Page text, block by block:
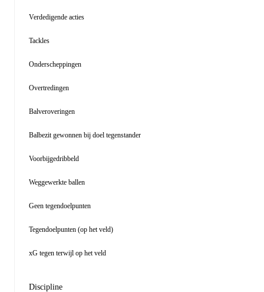
Verdedigende acties
Tackles
Onderscheppingen
Overtredingen
Balveroveringen
Balbezit gewonnen bij doel tegenstander
Voorbijgedribbeld
Weggewerkte ballen
Geen tegendoelpunten
Tegendoelpunten (op het veld)
xG tegen terwijl op het veld
Discipline